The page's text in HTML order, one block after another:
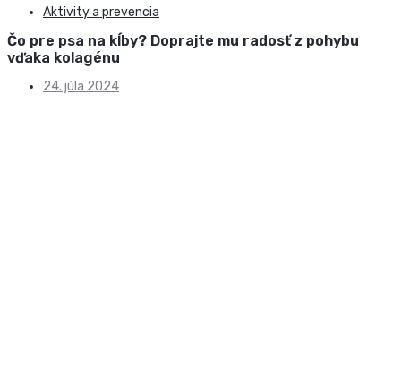
Aktivity a prevencia
Čo pre psa na kĺby? Doprajte mu radosť z pohybu
vďaka kolagénu
24. júla 2024